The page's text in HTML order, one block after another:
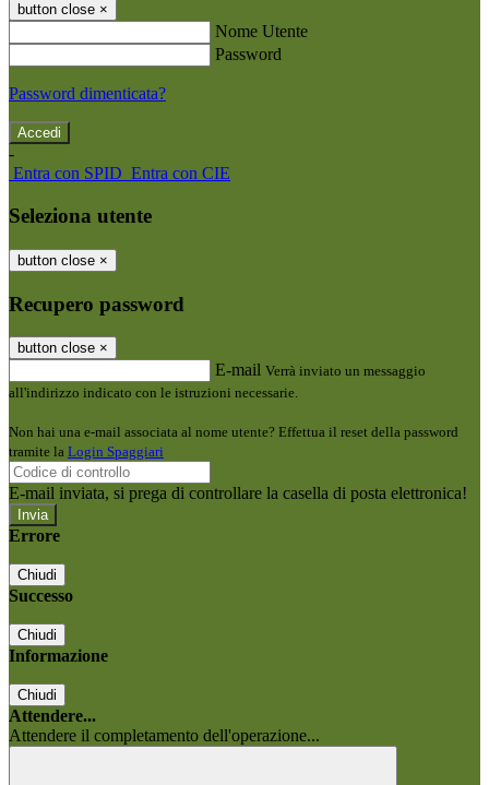
button close ×
Nome Utente
Password
Password dimenticata?
-
Entra con SPID Entra con CIE
Seleziona utente
button close ×
Recupero password
button close ×
E-mail Verrà inviato un messaggio
all'indirizzo indicato con le istruzioni necessarie.
Non hai una e-mail associata al nome utente? Effettua il reset della password
tramite la Login Spaggiari
E-mail inviata, si prega di controllare la casella di posta elettronica!
Errore
Chiudi
Successo
Chiudi
Informazione
Chiudi
Attendere...
Attendere il completamento dell'operazione...